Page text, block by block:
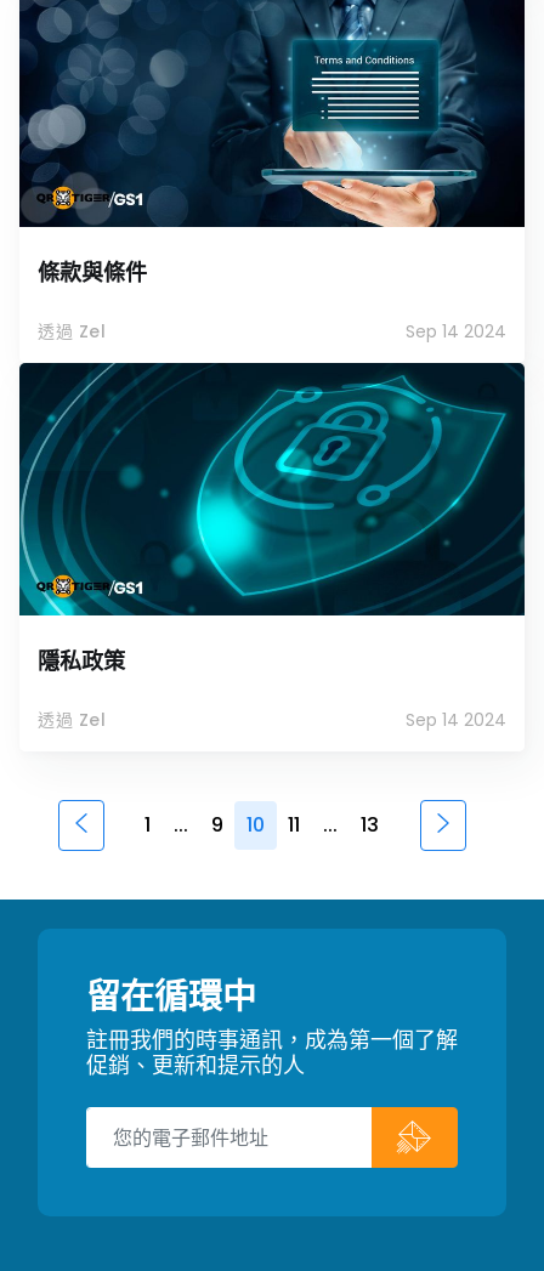
條款與條件
透過 Zel Sep 14 2024
隱私政策
透過 Zel Sep 14 2024
1 ... 9 10 11 ... 13
留在循環中
註冊我們的時事通訊，成為第一個了解
促銷、更新和提示的人